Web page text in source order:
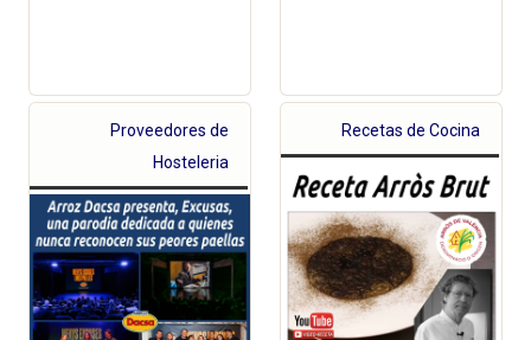
Proveedores de
Hosteleria
Recetas de Cocina